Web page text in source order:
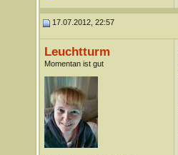
17.07.2012, 22:57
Leuchtturm
Momentan ist gut